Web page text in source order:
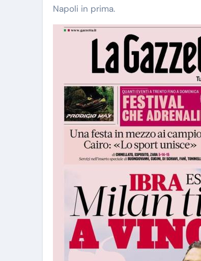
Napoli in prima.